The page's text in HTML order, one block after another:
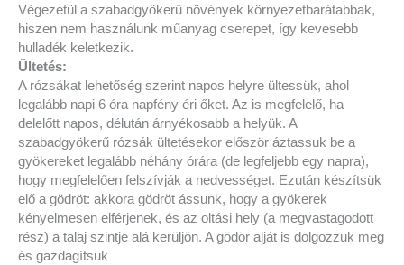
Végezetül a szabadgyökerű növények környezetbarátabbak,
hiszen nem használunk műanyag cserepet, így kevesebb
hulladék keletkezik.
Ültetés:
A rózsákat lehetőség szerint napos helyre ültessük, ahol
legalább napi 6 óra napfény éri őket. Az is megfelelő, ha
delelőtt napos, délután árnyékosabb a helyük. A
szabadgyökerű rózsák ültetésekor először áztassuk be a
gyökereket legalább néhány órára (de legfeljebb egy napra),
hogy megfelelően felszívják a nedvességet. Ezután készítsük
elő a gödröt: akkora gödröt ássunk, hogy a gyökerek
kényelmesen elférjenek, és az oltási hely (a megvastagodott
rész) a talaj szintje alá kerüljön. A gödör alját is dolgozzuk meg
és gazdagítsuk